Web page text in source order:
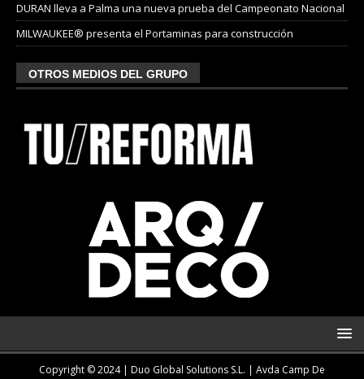
DURAN lleva a Palma una nueva prueba del Campeonato Nacional
MILWAUKEE® presenta el Portaminas para construcción
OTROS MEDIOS DEL GRUPO
Copyright © 2024 | Duo Global Solutions S.L. | Avda Camp De